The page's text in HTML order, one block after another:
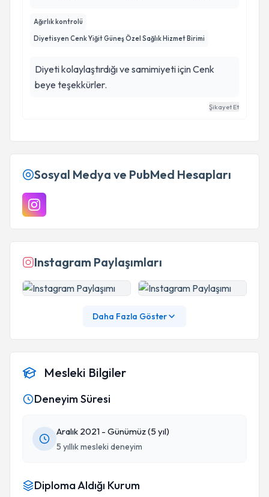
Ağırlık kontrolü
Diyetisyen Cenk Yiğit Güneş Özel Sağlık Hizmet Birimi
Diyeti kolaylaştırdığı ve samimiyeti için Cenk
beye teşekkürler.
Şikayet Et
Sosyal Medya ve PubMed Hesapları
Instagram Paylaşımları
Daha Fazla Göster
Mesleki Bilgiler
Deneyim Süresi
Aralık 2021 - Günümüz (5 yıl)
5 yıllık mesleki deneyim
Diploma Aldığı Kurum